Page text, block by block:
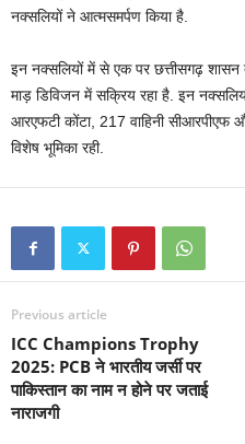
नक्सलियों ने आत्मसमर्पण किया है.
इन नक्सलियों में से एक पर छत्तीसगढ़ शासन
माड़ डिविजन में सक्रिय रहा है. इन
आरएफटी कोंटा, 217 वाहिनी
विशेष भूमिका रही.
Previous article
ICC Champions Trophy
2025: PCB ने भारतीय जर्सी पर
पाकिस्तान का नाम न होने पर जताई
नाराजगी